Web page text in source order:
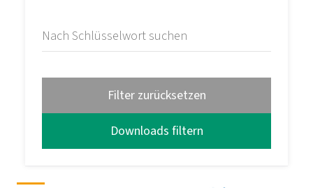
Filter zurücksetzen